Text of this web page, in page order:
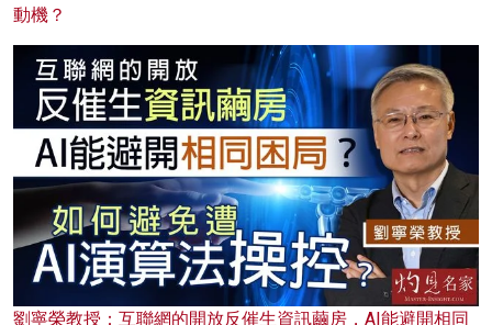
動機？
劉寧榮教授：互聯網的開放反催生資訊繭房，AI能避開相同